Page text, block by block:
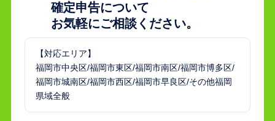
確定申告について
お気軽にご相談ください。
【対応エリア】
福岡市中央区/福岡市東区/福岡市南区/福岡市博多区/
福岡市城南区/福岡市西区/福岡市早良区/その他福岡
県域全般